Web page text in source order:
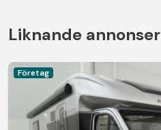
Liknande annonser
Företag